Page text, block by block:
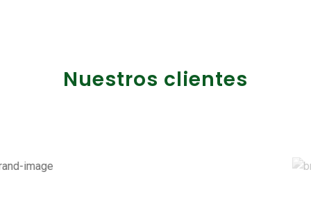
Nuestros clientes